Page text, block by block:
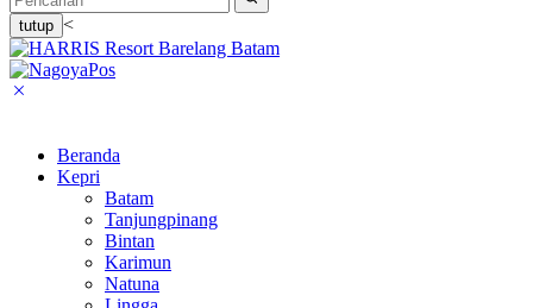
tutup <
Beranda
Kepri
Batam
Tanjungpinang
Bintan
Karimun
Natuna